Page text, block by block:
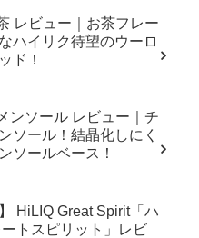
レビュー｜お茶フレー
ハイリク待望のウーロ
ド！
ンソール レビュー｜チ
ソール！結晶化しにく
ソールベース！
HiLIQ Great Spirit「ハ
トスピリット」レビ